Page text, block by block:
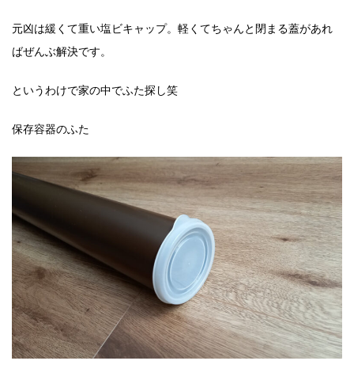
元凶は緩くて重い塩ビキャップ。軽くてちゃんと閉まる蓋があれ
ばぜんぶ解決です。
というわけで家の中でふた探し笑
保存容器のふた